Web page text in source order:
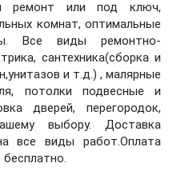
ремонт или под ключ,
комнат, оптимальные
Все виды ремонтно-
сантехника(сборка и
и т.д.) , малярные
потолки подвесные и
дверей, перегородок,
выбору. Доставка
все виды работ.Оплата